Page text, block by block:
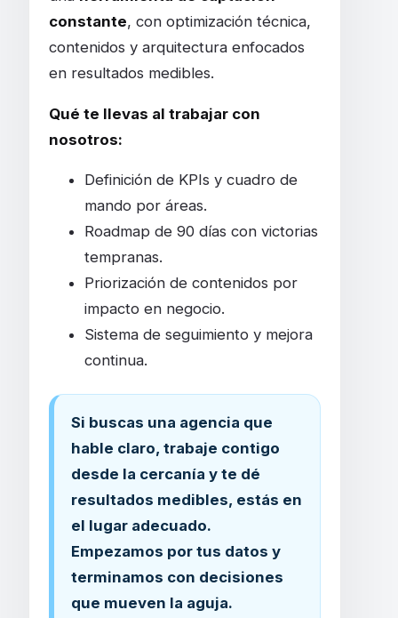
constante, con optimización técnica,
contenidos y arquitectura enfocados
en resultados medibles.
Qué te llevas al trabajar con
nosotros:
Definición de KPIs y cuadro de
mando por áreas.
Roadmap de 90 días con victorias
tempranas.
Priorización de contenidos por
impacto en negocio.
Sistema de seguimiento y mejora
continua.
Si buscas una agencia que
hable claro, trabaje contigo
desde la cercanía y te dé
resultados medibles, estás en
el lugar adecuado.
Empezamos por tus datos y
terminamos con decisiones
que mueven la aguja.